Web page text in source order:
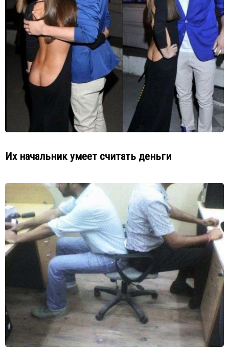
Их начальник умеет считать деньги